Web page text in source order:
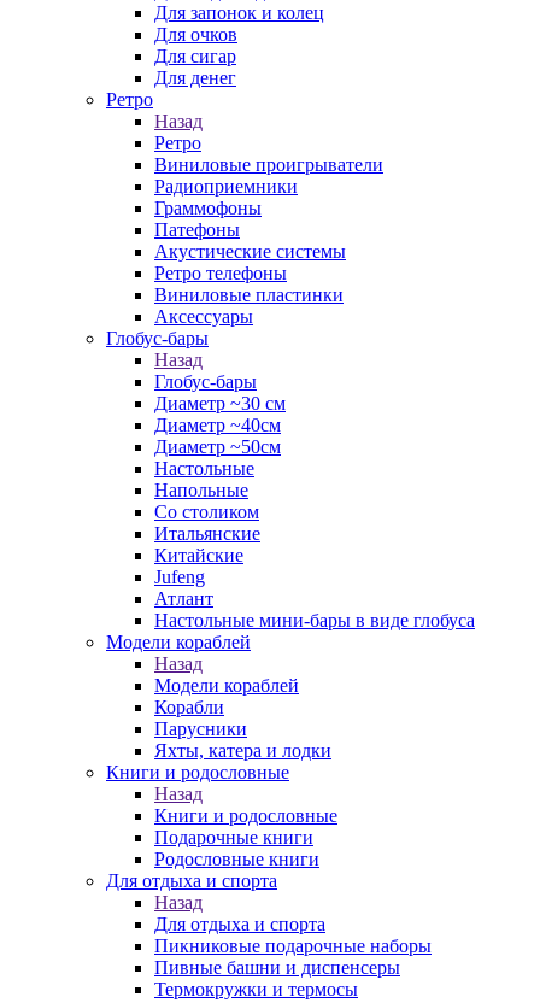
Для запонок и колец
Для очков
Для сигар
Для денег
Ретро
Назад
Ретро
Виниловые проигрыватели
Радиоприемники
Граммофоны
Патефоны
Акустические системы
Ретро телефоны
Виниловые пластинки
Аксессуары
Глобус-бары
Назад
Глобус-бары
Диаметр ~30 см
Диаметр ~40см
Диаметр ~50см
Настольные
Напольные
Со столиком
Итальянские
Китайские
Jufeng
Атлант
Настольные мини-бары в виде глобуса
Модели кораблей
Назад
Модели кораблей
Корабли
Парусники
Яхты, катера и лодки
Книги и родословные
Назад
Книги и родословные
Подарочные книги
Родословные книги
Для отдыха и спорта
Назад
Для отдыха и спорта
Пикниковые подарочные наборы
Пивные башни и диспенсеры
Термокружки и термосы